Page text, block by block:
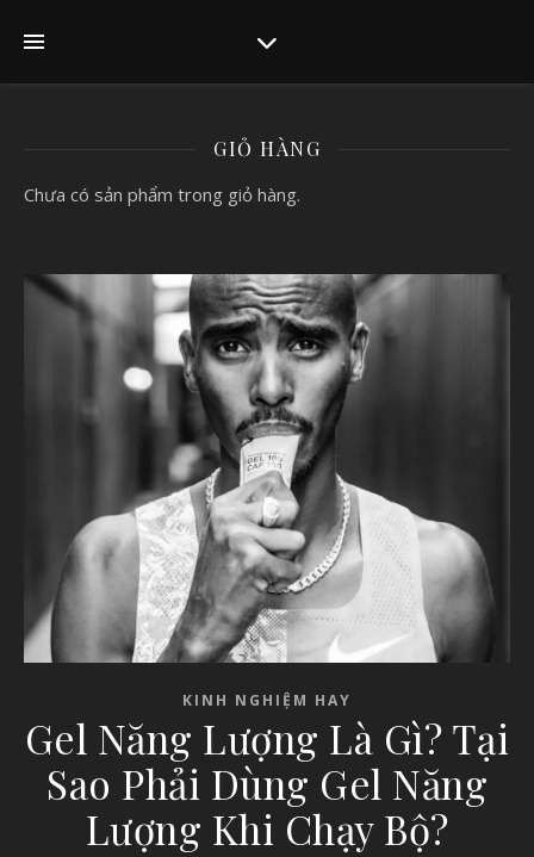
GIỎ HÀNG
Chưa có sản phẩm trong giỏ hàng.
KINH NGHIỆM HAY
Gel Năng Lượng Là Gì? Tại
Sao Phải Dùng Gel Năng
Lượng Khi Chạy Bộ?